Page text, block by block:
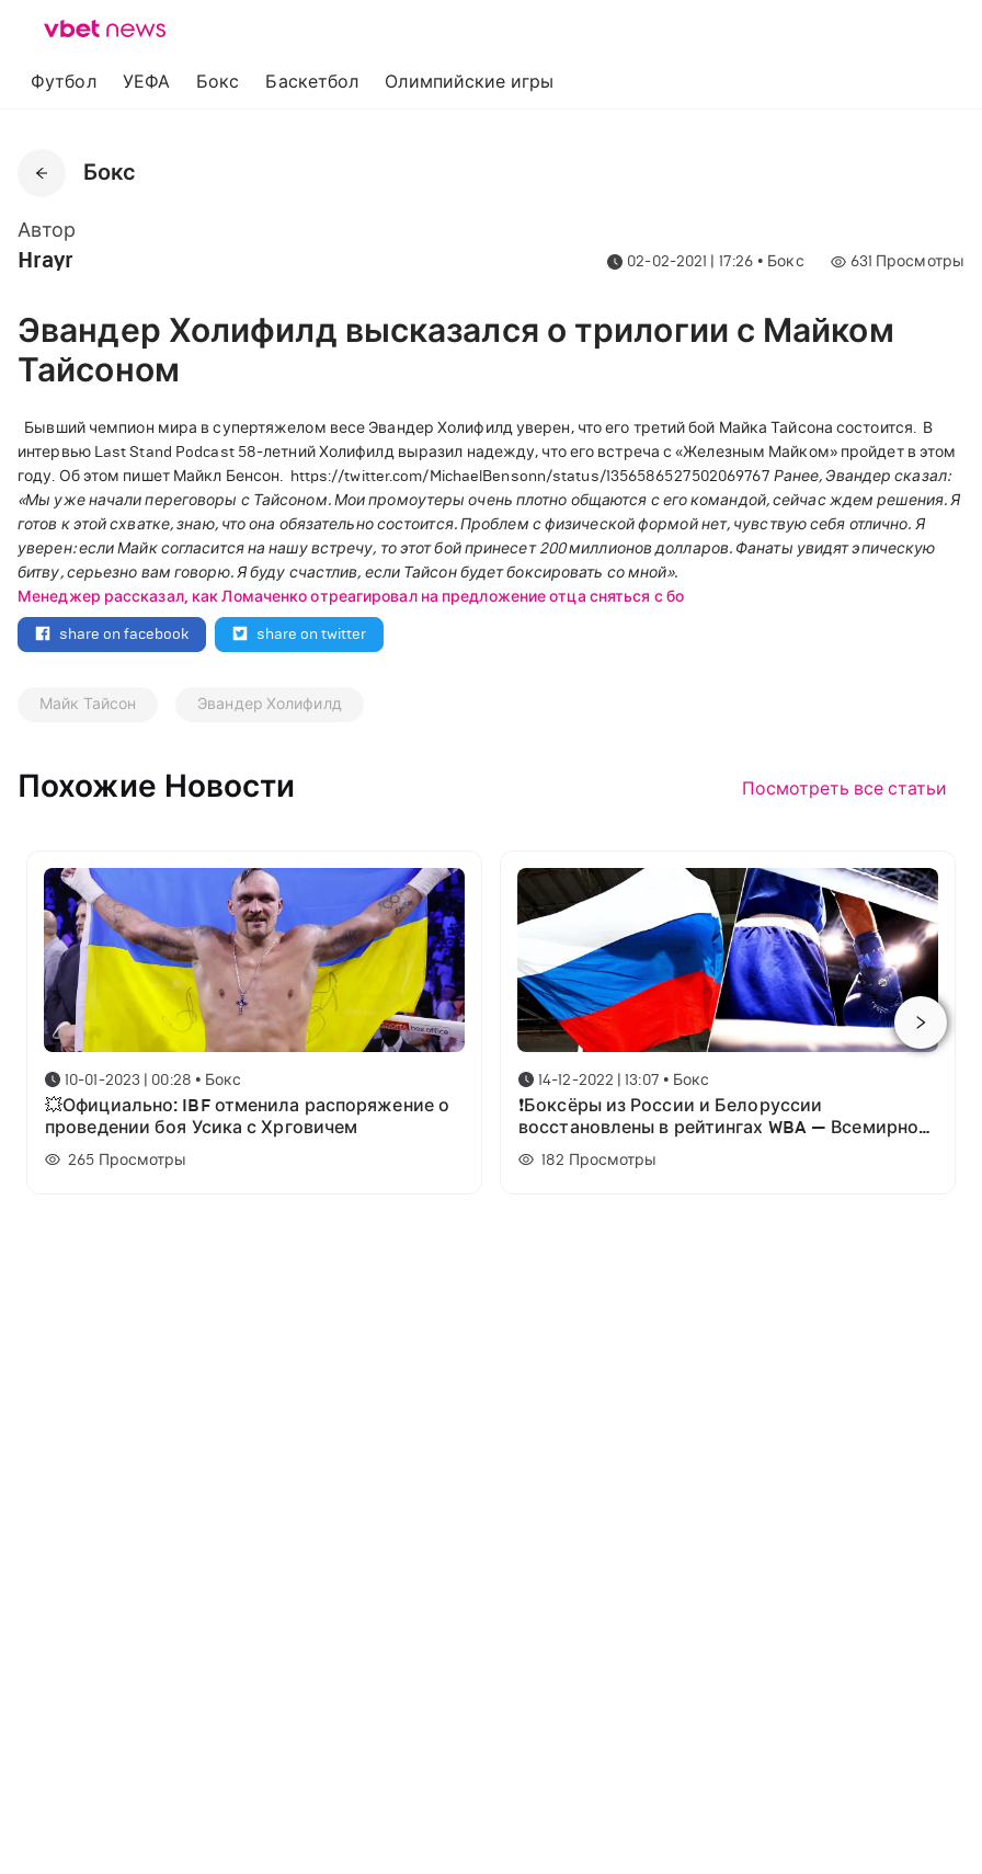
Футбол УЕФА Бокс Баскетбол Олимпийские игры
Бокс
Автор
Hrayr 02-02-2021 | 17:26 • Бокс 631 Просмотры
Эвандер Холифилд высказался о трилогии с Майком
Тайсоном
Бывший чемпион мира в супертяжелом весе Эвандер Холифилд уверен, что его третий бой Майка Тайсона состоится. В
интервью Last Stand Podcast 58-летний Холифилд выразил надежду, что его встреча с «Железным Майком» пройдет в этом
году. Об этом пишет Майкл Бенсон. https://twitter.com/MichaelBensonn/status/1356586527502069767 Ранее, Эвандер сказал:
«Мы уже начали переговоры с Тайсоном. Мои промоутеры очень плотно общаются с его командой, сейчас ждем решения. Я
готов к этой схватке, знаю, что она обязательно состоится. Проблем с физической формой нет, чувствую себя отлично. Я
уверен: если Майк согласится на нашу встречу, то этот бой принесет 200 миллионов долларов. Фанаты увидят эпическую
битву, серьезно вам говорю. Я буду счастлив, если Тайсон будет боксировать со мной».
Менеджер рассказал, как Ломаченко отреагировал на предложение отца сняться с бо
share on facebook
share on twitter
Майк Тайсон Эвандер Холифилд
Похожие Новости Посмотреть все статьи
10-01-2023 | 00:28 • Бокс
💥Официально: IBF отменила распоряжение о
проведении боя Усика с Хрговичем
265 Просмотры
14-12-2022 | 13:07 • Бокс
❗Боксёры из России и Белоруссии
восстановлены в рейтингах WBA — Всемирной
боксёрской ассоциации.
182 Просмотры